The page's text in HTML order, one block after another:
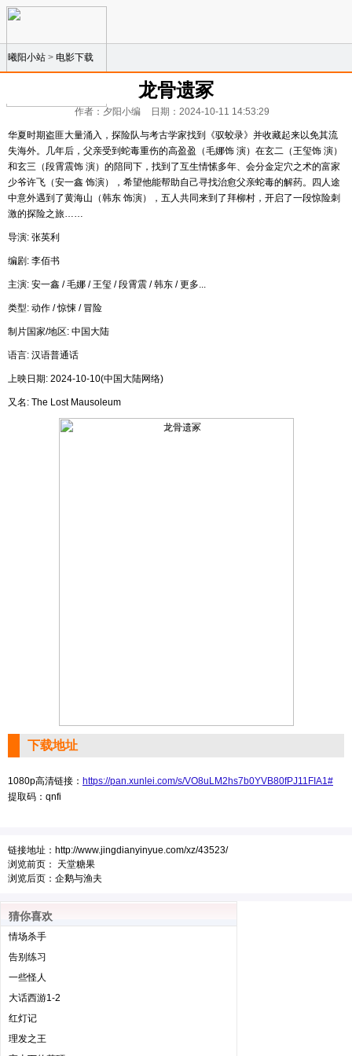
曦阳小站 > 电影下载
龙骨遗冢
作者：夕阳小编 日期：2024-10-11 14:53:29
华夏时期盗匪大量涌入，探险队与考古学家找到《驭蛟录》并收藏起来以免其流
失海外。几年后，父亲受到蛇毒重伤的高盈盈（毛娜饰 演）在玄二（王玺饰 演）
和玄三（段霄震饰 演）的陪同下，找到了互生情愫多年、会分金定穴之术的富家
少爷许飞（安一鑫 饰演），希望他能帮助自己寻找治愈父亲蛇毒的解药。四人途
中意外遇到了黄海山（韩东 饰演），五人共同来到了拜柳村，开启了一段惊险刺
激的探险之旅……
导演: 张英利
编剧: 李佰书
主演: 安一鑫 / 毛娜 / 王玺 / 段霄震 / 韩东 / 更多...
类型: 动作 / 惊悚 / 冒险
制片国家/地区: 中国大陆
语言: 汉语普通话
上映日期: 2024-10-10(中国大陆网络)
又名: The Lost Mausoleum
下载地址
1080p高清链接： https://pan.xunlei.com/s/VO8uLM2hs7b0YVB80fPJ11FIA1#
提取码：qnfi
链接地址： http://www.jingdianyinyue.com/xz/43523/
浏览前页： 天堂糖果
浏览后页： 企鹅与渔夫
猜你喜欢
情场杀手
告别练习
一些怪人
大话西游1-2
红灯记
理发之王